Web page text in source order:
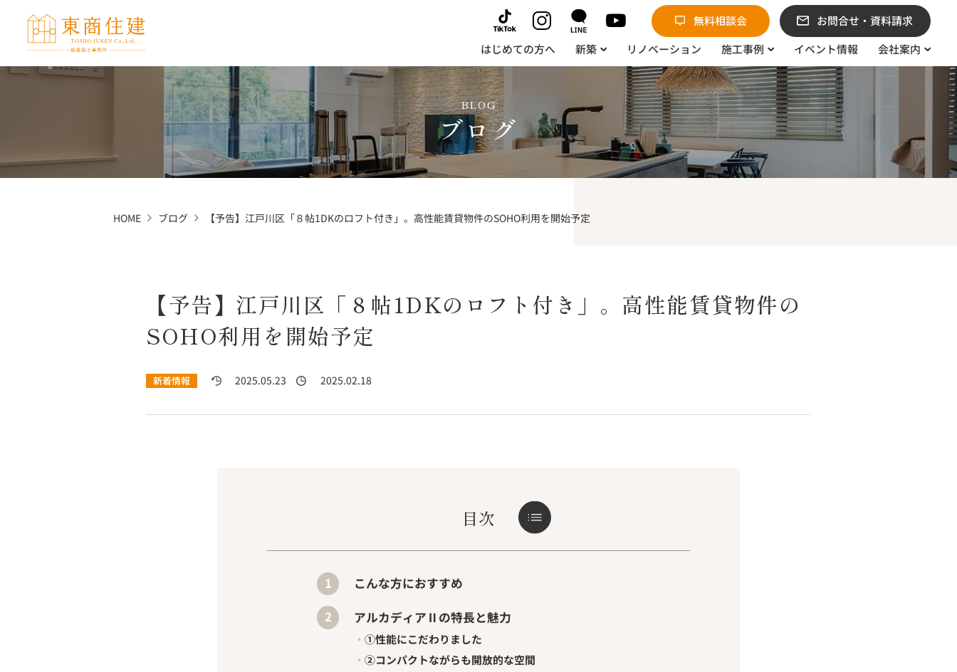
お問合せ・資料請求
無料相談会
はじめての方へ
新築 リノベーション 施工事例 イベント情報 会社案内
BLOG
ブログ
HOME ブログ 【予告】江戸川区「８帖1DKのロフト付き」。高性能賃貸物件のSOHO利用を開始予定
【予告】江戸川区「８帖1DKのロフト付き」。高性能賃貸物件の
SOHO利用を開始予定
新着情報 2025.05.23 2025.02.18
目次
こんな方におすすめ
アルカディアⅡの特長と魅力
①性能にこだわりました
②コンパクトながらも開放的な空間